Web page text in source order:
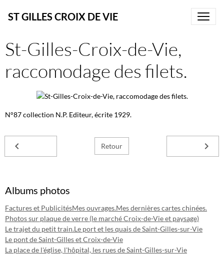
ST GILLES CROIX DE VIE
St-Gilles-Croix-de-Vie,
raccomodage des filets.
N°87 collection N.P. Editeur, écrite 1929.
Retour
Albums photos
Factures et PublicitésMes ouvrages.Mes dernières cartes chinées.
Photos sur plaque de verre (le marché Croix-de-Vie et paysage)
Le trajet du petit train.Le port et les quais de Saint-Gilles-sur-Vie
Le pont de Saint-Gilles et Croix-de-Vie
La place de l'église, l'hôpital, les rues de Saint-Gilles-sur-Vie